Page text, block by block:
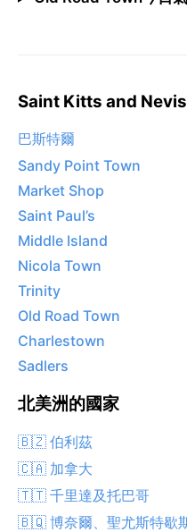
Saint Kitts and
巴斯特爾
Sandy Point Town
Market Shop
Saint Paul’s
Middle Island
Nicola Town
Trinity
Old Road Town
Charlestown
Sadlers
北美洲的國家
🇧🇿 伯利茲
🇨🇦 加拿大
🇹🇹 千里達及托巴哥
🇧🇶 博奈爾、聖尤斯特歇